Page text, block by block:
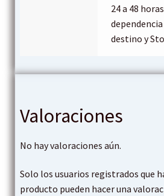
24 a 48
destino y
Valoraciones
No hay valoraciones aún.
Solo los usuarios registrados que
producto pueden hacer una